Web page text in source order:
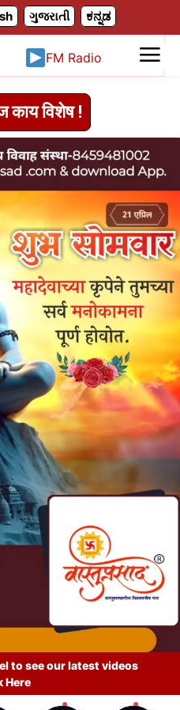
ગુજરાતી ಕನ್ನಡ
FM Radio
काय विशेष !
to see our latest videos
Here